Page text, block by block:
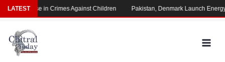
Skip
to
content
LATESTRise in Crimes Against Children Pakistan, Denmark Launch Energy